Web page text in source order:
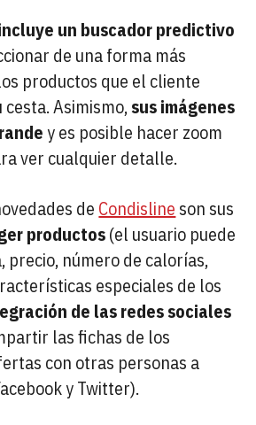
un buscador predictivo
de una forma más
productos que el cliente
Asimismo,sus imágenes
y es posible hacer zoom
ver cualquier detalle.
de Condisline son sus
productos(el usuario puede
precio, número de calorías,
especiales de los
de las redes sociales
las fichas de los
con otras personas a
y Twitter).